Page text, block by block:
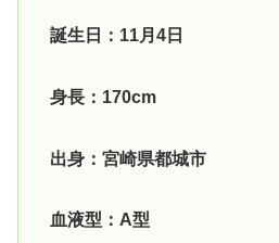
誕生日：11月4日
身長：170cm
出身：宮崎県都城市
血液型：A型